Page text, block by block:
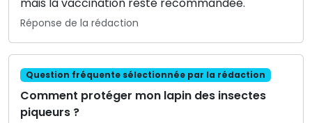
Réponse de la rédaction
Question fréquente sélectionnée par la rédaction
Comment protéger mon lapin des insectes
piqueurs ?